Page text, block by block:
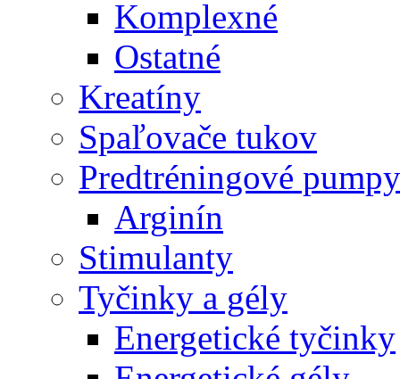
Komplexné
Ostatné
Kreatíny
Spaľovače tukov
Predtréningové pumpy
Arginín
Stimulanty
Tyčinky a gély
Energetické tyčinky